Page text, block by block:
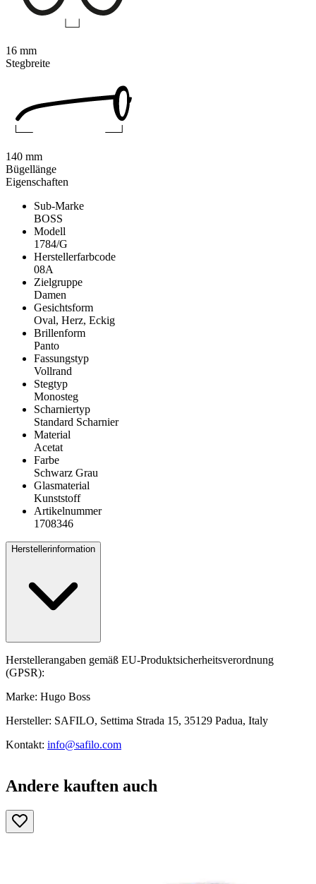
Eigenschaften
Sub-Marke
BOSS
Modell
1784/G
Herstellerfarbcode
08A
Zielgruppe
Damen
Gesichtsform
Oval, Herz, Eckig
Brillenform
Panto
Fassungstyp
Vollrand
Stegtyp
Monosteg
Scharniertyp
Standard Scharnier
Material
Acetat
Farbe
Schwarz Grau
Glasmaterial
Kunststoff
Artikelnummer
1708346
Herstellerinformation
Herstellerangaben gemäß EU-Produktsicherheitsverordnung
(GPSR):
Marke: Hugo Boss
Hersteller: SAFILO, Settima Strada 15, 35129 Padua, Italy
Kontakt: info@safilo.com
16 mm
Stegbreite
140 mm
Bügellänge
Andere kauften auch